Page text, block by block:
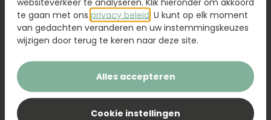
te gaan met ons privacy beleid . U kunt op elk moment
van gedachten veranderen en uw instemmingskeuzes
wijzigen door terug te keren naar deze site.
Alles accepteren
Cookie instellingen